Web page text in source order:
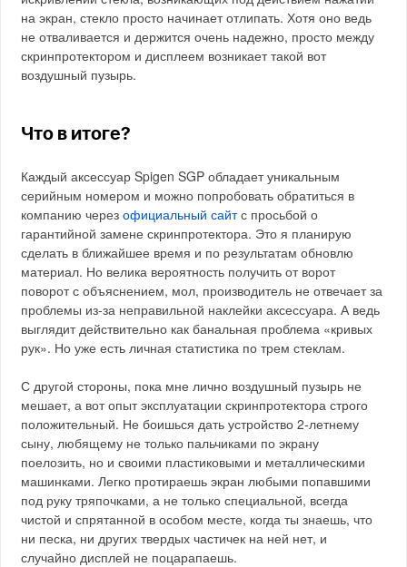
на экран, стекло просто начинает отлипать. Хотя оно ведь
не отваливается и держится очень надежно, просто между
скринпротектором и дисплеем возникает такой вот
воздушный пузырь.
Что в итоге?
Каждый аксессуар Spigen SGP обладает уникальным
серийным номером и можно попробовать обратиться в
компанию черезофициальный сайтс просьбой о
гарантийной замене скринпротектора. Это я планирую
сделать в ближайшее время и по результатам обновлю
материал. Но велика вероятность получить от ворот
поворот с объяснением, мол, производитель не отвечает за
проблемы из-за неправильной наклейки аксессуара. А ведь
выглядит действительно как банальная проблема «кривых
рук». Но уже есть личная статистика по трем стеклам.
С другой стороны, пока мне лично воздушный пузырь не
мешает, а вот опыт эксплуатации скринпротектора строго
положительный. Не боишься дать устройство 2-летнему
сыну, любящему не только пальчиками по экрану
поелозить, но и своими пластиковыми и металлическими
машинками. Легко протираешь экран любыми попавшими
под руку тряпочками, а не только специальной, всегда
чистой и спрятанной в особом месте, когда ты знаешь, что
ни песка, ни других твердых частичек на ней нет, и
случайно дисплей не поцарапаешь.